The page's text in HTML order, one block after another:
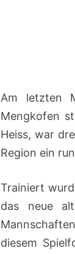
Am letzten
Mengkofen
Heiss, war
Region ein
Trainiert
das neue
diesem